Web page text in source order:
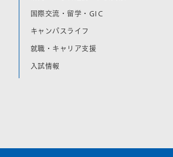
国際交流・留学・GIC
キャンパスライフ
就職・キャリア支援
入試情報